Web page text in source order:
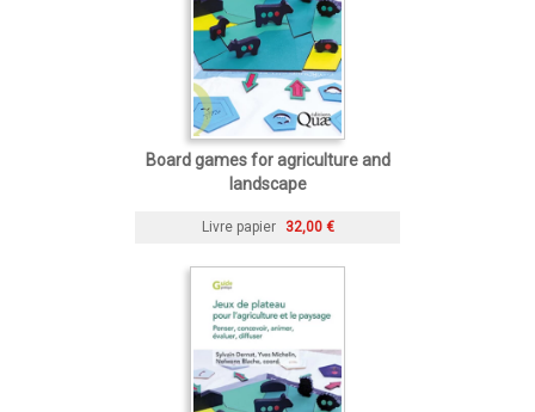
Board games for agriculture and
landscape
Livre papier 32,00 €